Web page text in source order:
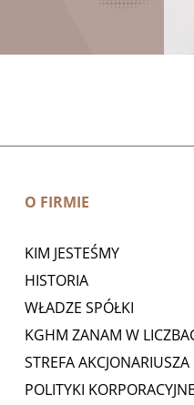
O FIRMIE
KIM JESTEŚMY
HISTORIA
WŁADZE SPÓŁKI
KGHM ZANAM W
STREFA AKCJONARIUSZA
POLITYKI KORPORACYJNE